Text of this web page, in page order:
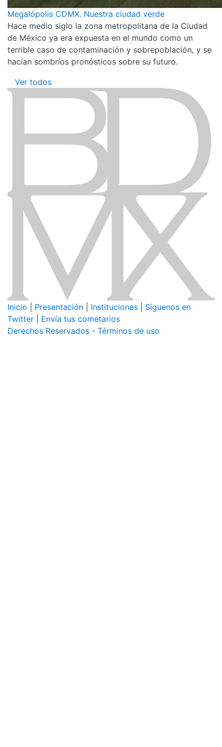
Megalópolis CDMX. Nuestra ciudad verde
Hace medio siglo la zona metropolitana de la Ciudad
de México ya era expuesta en el mundo como un
terrible caso de contaminación y sobrepoblación, y se
hacían sombríos pronósticos sobre su futuro.
Ver todos
Inicio Presentación Instituciones
Síguenos en
Twitter
Envía tus cometarios
Derechos Reservados - Términos de uso